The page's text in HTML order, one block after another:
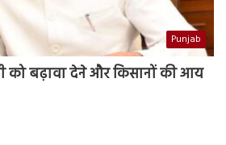
Punjab
को बढ़ावा देने और किसानों की आय